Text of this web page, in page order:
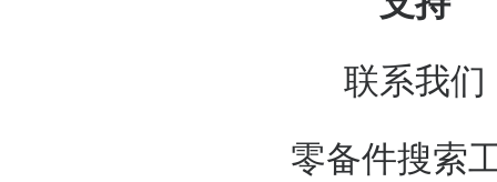
联系我们
零备件搜索